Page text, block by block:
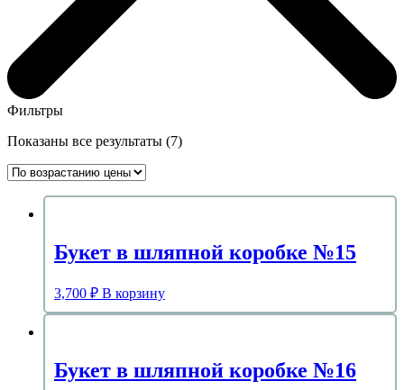
Фильтры
Показаны все результаты (7)Цены:
Букет в шляпной коробке №15
3,700 ₽ В корзину
Букет в шляпной коробке №16